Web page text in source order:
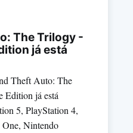
The Trilogy -
já está
Theft Auto: The
já está
5, PlayStation 4,
Nintendo